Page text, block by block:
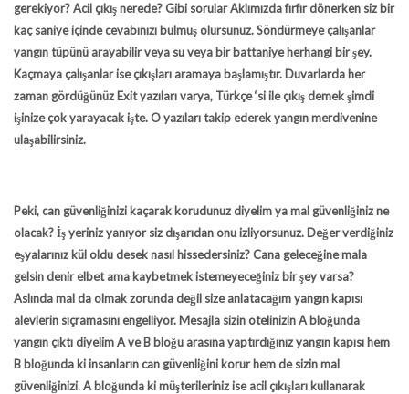
gerekiyor? Acil çıkış nerede? Gibi sorular Aklımızda fırfır dönerken siz bir
kaç saniye içinde cevabınızı bulmuş olursunuz. Söndürmeye çalışanlar
yangın tüpünü arayabilir veya su veya bir battaniye herhangi bir şey.
Kaçmaya çalışanlar ise çıkışları aramaya başlamıştır. Duvarlarda her
zaman gördüğünüz Exit yazıları varya, Türkçe ‘si ile çıkış demek şimdi
işinize çok yarayacak işte. O yazıları takip ederek yangın merdivenine
ulaşabilirsiniz.
Peki, can güvenliğinizi kaçarak korudunuz diyelim ya mal güvenliğiniz ne
olacak? İş yeriniz yanıyor siz dışarıdan onu izliyorsunuz. Değer verdiğiniz
eşyalarınız kül oldu desek nasıl hissedersiniz? Cana geleceğine mala
gelsin denir elbet ama kaybetmek istemeyeceğiniz bir şey varsa?
Aslında mal da olmak zorunda değil size anlatacağım yangın kapısı
alevlerin sıçramasını engelliyor. Mesajla sizin otelinizin A bloğunda
yangın çıktı diyelim A ve B bloğu arasına yaptırdığınız yangın kapısı hem
B bloğunda ki insanların can güvenliğini korur hem de sizin mal
güvenliğinizi. A bloğunda ki müşterileriniz ise acil çıkışları kullanarak